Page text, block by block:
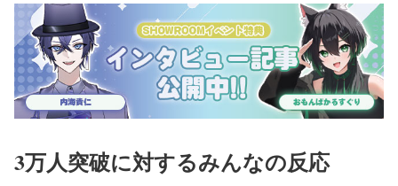
3万人突破に対するみんなの反応